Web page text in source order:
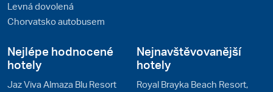
Levná dovolená
Chorvatsko autobusem
Nejlépe hodnocené
hotely
Jaz Viva Almaza Blu Resort
Nejnavštěvovanější
hotely
Royal Brayka Beach Resort,